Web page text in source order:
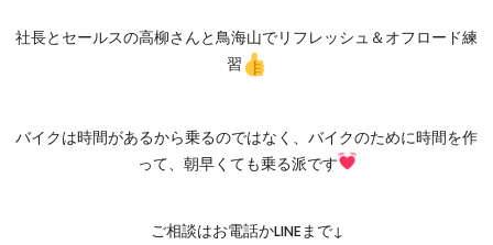
社長とセールスの高柳さんと鳥海山でリフレッシュ＆オフロード練
習
バイクは時間があるから乗るのではなく、バイクのために時間を作
って、朝早くても乗る派です
ご相談はお電話かLINEまで↓